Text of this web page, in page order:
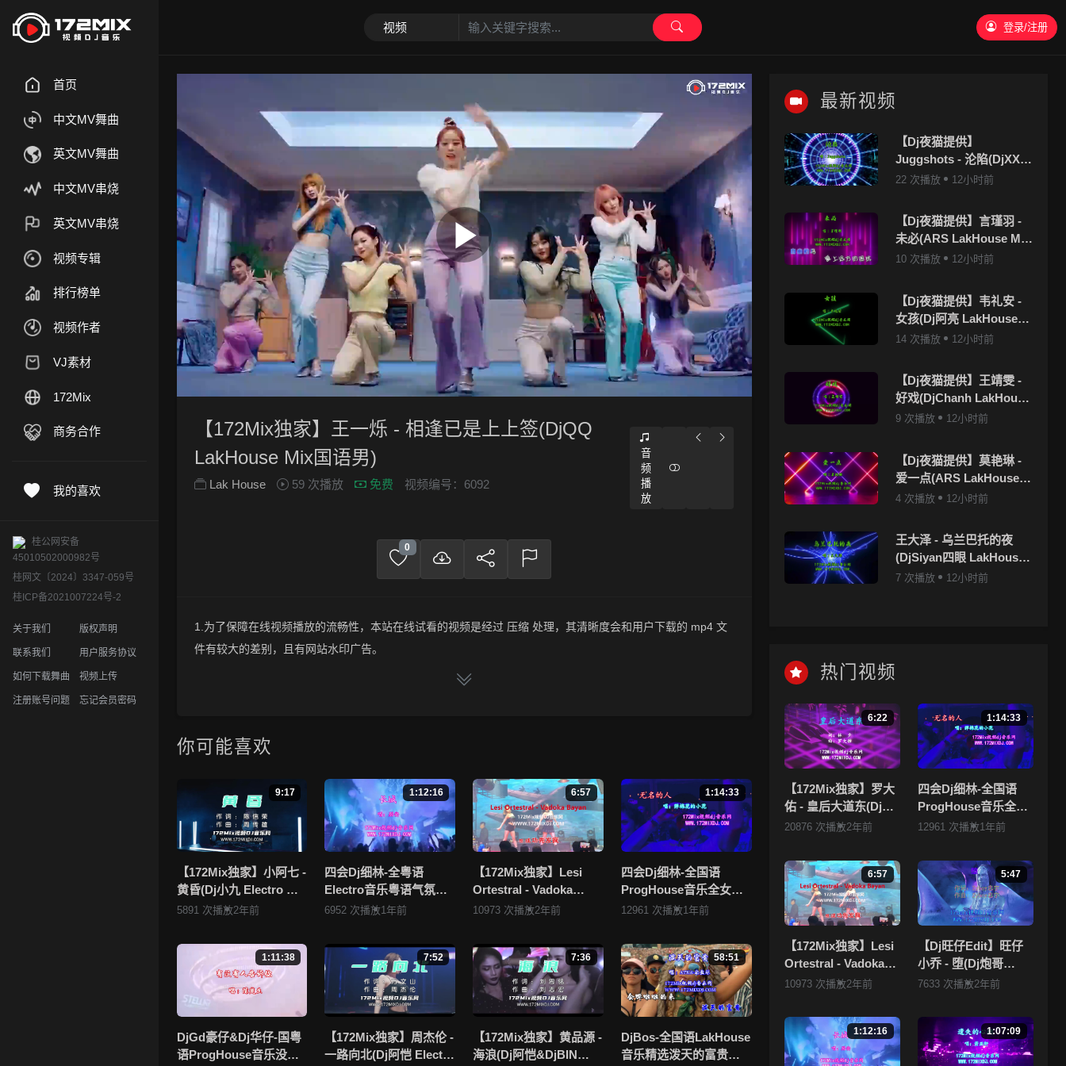
登录/注册
首页
中文MV舞曲
英文MV舞曲
中文MV串烧
英文MV串烧
视频专辑
排行榜单
视频作者
VJ素材
172Mix
商务合作
我的喜欢
桂公网安备
45010502000982号
桂网文〔2024〕3347-059号
桂ICP备2021007224号-2
关于我们 版权声明
联系我们 用户服务协议
如何下载舞曲 视频上传
注册账号问题 忘记会员密码
【172Mix独家】王一烁 - 相逢已是上上签(DjQQ
LakHouse Mix国语男)
Lak House 59 次播放 免费 视频编号：6092
音
频
播
放
0
1.为了保障在线视频播放的流畅性，本站在线试看的视频是经过 压缩 处理，其清晰度会和用户下载的 mp4 文
件有较大的差别，且有网站水印广告。
2.下载的文件全部是原始高清的视频文件，绝无压缩，分辨率为720P以上，音频比特率为 128Kbps或以上，清
友，一起来分享！
清晰度不够或无法播放的问题，请点击这里进行 我要纠错， 谢谢！
5.172Mix舞曲视频网禁止发布违规违法的信息，若您发现有相关违规违法内容，请点击这里进行 举报投诉 ，
一旦核实，平台将严肃处理！！
6.本站音视频文件部分由用户上传发布，其版权归原作者所有。因平台无法一一准确审核资源的真实合法拥有
者，如有侵犯您的版权，请点击查看 《172Mix舞曲视频网的侵权处理流程》 或是点击这里进行 举报投诉，本
站将于两个工作日内核实后移除相关内容。
你可能喜欢
9:17
【172Mix独家】小阿七 -
黄昏(Dj小九 Electro Mix
国语女)v2
5891 次播放2年前
1:12:16
四会Dj细林-全粤语
Electro音乐粤语气氛百
听不腻Party.K必备专辑
6952 次播放1年前
6:57
【172Mix独家】Lesi
Ortestral - Vadoka
Bayan(Dj小锦 Electro
10973 次播放2年前
1:14:33
四会Dj细林-全国语
ProgHouse音乐全女声
抖音流行热播Vol.1专辑
12961 次播放1年前
1:11:38
DjGd豪仔&Dj华仔-国粤
语ProgHouse音乐没有
7:52
【172Mix独家】周杰伦 -
一路向北(Dj阿恺 Electro
7:36
【172Mix独家】黄品源 -
海浪(Dj阿恺&DjBIN
58:51
DjBos-全国语LakHouse
音乐精选泼天的富贵流
最新视频
【Dj夜猫提供】
Juggshots - 沦陷(DjXX
LakHouse Mix国语男)
22 次播放 12小时前
【Dj夜猫提供】言瑾羽 -
未必(ARS LakHouse Mix
国语女)
10 次播放 12小时前
【Dj夜猫提供】韦礼安 -
女孩(Dj阿亮 LakHouse
Mix国语男)
14 次播放 12小时前
【Dj夜猫提供】王靖雯 -
好戏(DjChanh LakHouse
Mix国语女)
9 次播放 12小时前
【Dj夜猫提供】莫艳琳 -
爱一点(ARS LakHouse
Mix国语女)
4 次播放 12小时前
王大泽 - 乌兰巴托的夜
(DjSiyan四眼 LakHouse
Mix国语男)
7 次播放 12小时前
热门视频
6:22
【172Mix独家】罗大
佑 - 皇后大道东(Dj刚
仔 Electro Mix粤语
20876 次播放2年前
1:14:33
四会Dj细林-全国语
ProgHouse音乐全女
声抖音流行热播Vol.1
12961 次播放1年前
6:57
【172Mix独家】Lesi
Ortestral - Vadoka
Bayan(Dj小锦
10973 次播放2年前
5:47
【Dj旺仔Edit】旺仔
小乔 - 堕(Dj炮哥
ProgHouse Mix国语
7633 次播放2年前
1:12:16 1:07:09